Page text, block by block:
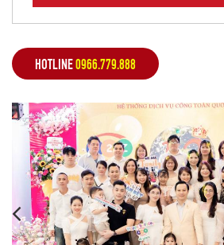
HOTLINE0966.779.888
,, ,,,,,